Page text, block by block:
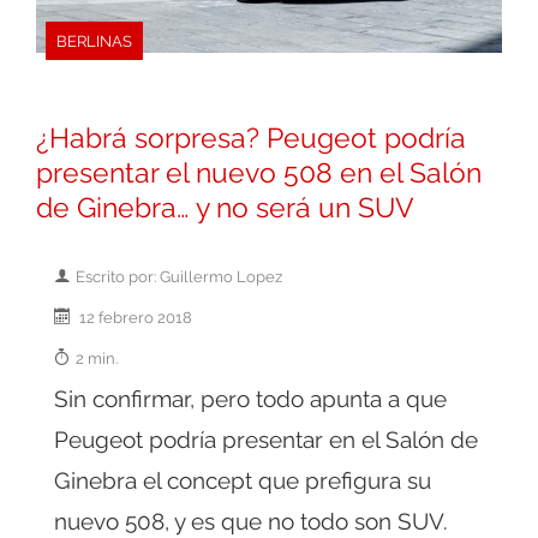
BERLINAS
¿Habrá sorpresa? Peugeot podría
presentar el nuevo 508 en el Salón
de Ginebra… y no será un SUV
Escrito por: Guillermo Lopez
12 febrero 2018
2 min.
Sin confirmar, pero todo apunta a que
Peugeot podría presentar en el Salón de
Ginebra el concept que prefigura su
nuevo 508, y es que no todo son SUV.